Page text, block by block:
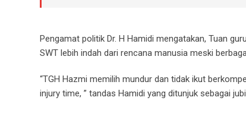
Pengamat politik Dr. H Hamidi mengatakan, Tuan
SWT lebih indah dari rencana manusia meski
“TGH Hazmi memilih mundur dan tidak ikut
injury time, ” tandas Hamidi yang ditunjuk sebagai